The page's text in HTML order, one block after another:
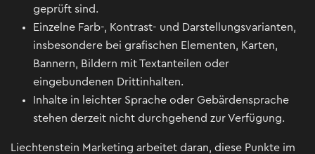
geprüft sind.
Einzelne Farb-, Kontrast- und Darstellungsvarianten,
insbesondere bei grafischen Elementen, Karten,
Bannern, Bildern mit Textanteilen oder
eingebundenen Drittinhalten.
Inhalte in leichter Sprache oder Gebärdensprache
stehen derzeit nicht durchgehend zur Verfügung.
Liechtenstein Marketing arbeitet daran, diese Punkte im